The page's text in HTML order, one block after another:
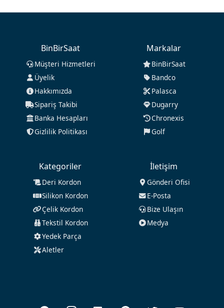
BinBirSaat
Müşteri Hizmetleri
Üyelik
Hakkımızda
Sipariş Takibi
Banka Hesapları
Gizlilik Politikası
Markalar
BinBirSaat
Bandco
Palasca
Dugarry
Chronexis
Golf
Kategoriler
Deri Kordon
Silikon Kordon
Çelik Kordon
Tekstil Kordon
Yedek Parça
Aletler
İletişim
Gönderi Ofisi
E-Posta
Bize Ulaşın
Medya